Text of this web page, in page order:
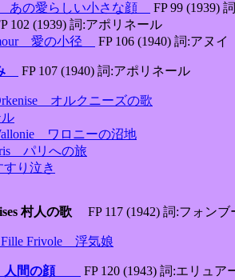
あの愛らしい小さな顔
FP 99 (1939)
102 (1939) 詞:アポリネール
愛の小径
FP 106 (1940) 詞:アヌイ
FP 107 (1940) 詞:アポリネール
オルクニーズの歌
ワロニーの沼地
パリへの旅
り泣き
村人の歌 FP 117 (1942) 詞:フォンブ
Fille Frivole 浮気娘
人間の顔 FP 120 (1943) 詞:エリュア